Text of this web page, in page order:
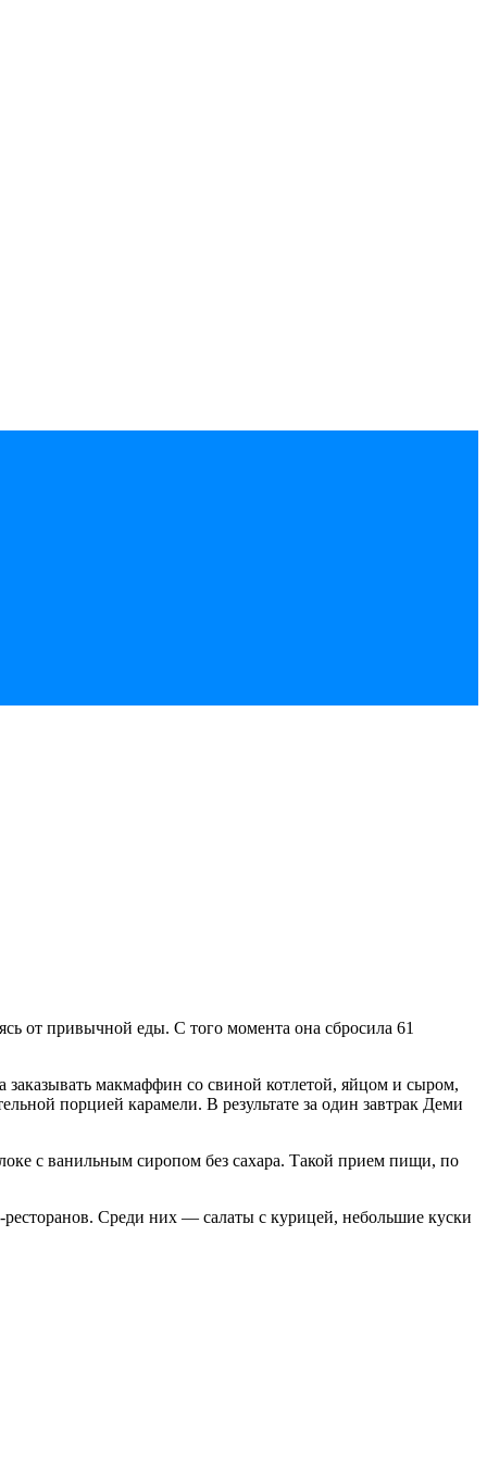
от привычной еды. С того момента она сбросила 61
макмаффин со свиной котлетой, яйцом и сыром,
порцией карамели. В результате за один завтрак Деми
с ванильным сиропом без сахара. Такой прием пищи, по
Среди них — салаты с курицей, небольшие куски